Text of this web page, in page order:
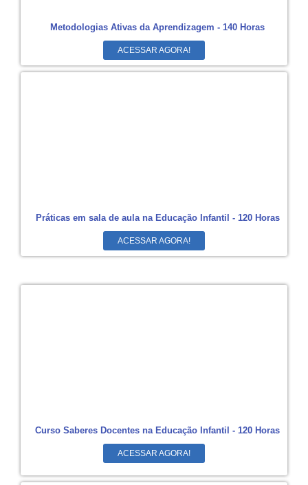
Metodologias Ativas da Aprendizagem - 140 Horas
ACESSAR AGORA!
Práticas em sala de aula na Educação Infantil - 120 Horas
ACESSAR AGORA!
Curso Saberes Docentes na Educação Infantil - 120 Horas
ACESSAR AGORA!